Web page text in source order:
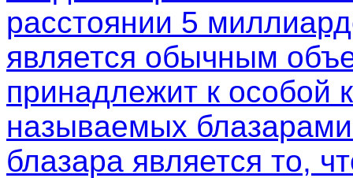
расстоянии 5
является обычным
принадлежит к особой
называемых
блазара является то,